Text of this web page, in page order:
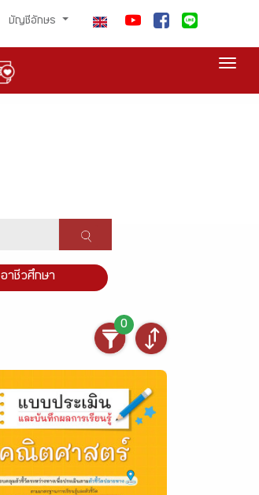
บัญชีอักษร
อาชีวศึกษา
0